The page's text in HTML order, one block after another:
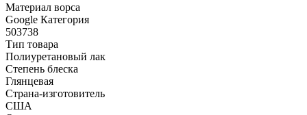
Материал ворса
Google Категория
503738
Тип товара
Полиуретановый лак
Степень блеска
Глянцевая
Страна-изготовитель
США